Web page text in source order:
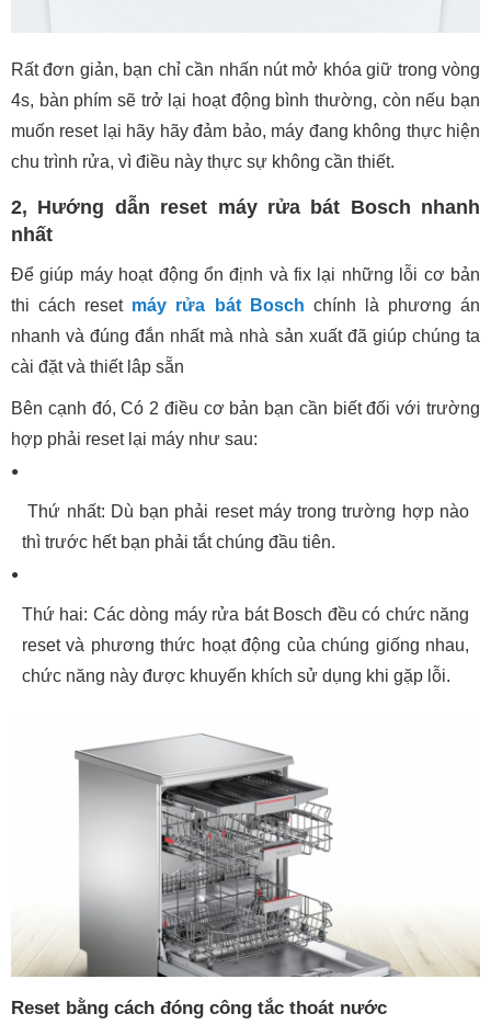
Rất đơn giản, bạn chỉ cần nhấn nút mở khóa giữ trong vòng
4s, bàn phím sẽ trở lại hoạt động bình thường, còn nếu bạn
muốn reset lại hãy hãy đảm bảo, máy đang không thực hiện
chu trình rửa, vì điều này thực sự không cần thiết.
2, Hướng dẫn reset máy rửa bát Bosch nhanh
nhất
Để giúp máy hoạt động ổn định và fix lại những lỗi cơ bản
thi cách reset máy rửa bát Bosch chính là phương án
nhanh và đúng đắn nhất mà nhà sản xuất đã giúp chúng ta
cài đặt và thiết lâp sẵn
Bên cạnh đó, Có 2 điều cơ bản bạn cần biết đối với trường
hợp phải reset lại máy như sau:
Thứ nhất: Dù bạn phải reset máy trong trường hợp nào
thì trước hết bạn phải tắt chúng đầu tiên.
Thứ hai: Các dòng máy rửa bát Bosch đều có chức năng
reset và phương thức hoạt động của chúng giống nhau,
chức năng này được khuyến khích sử dụng khi gặp lỗi.
Reset bằng cách đóng công tắc thoát nước